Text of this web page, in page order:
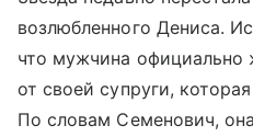
возлюбленного Дениса.
что мужчина официально
от своей супруги,
По словам Семенович,